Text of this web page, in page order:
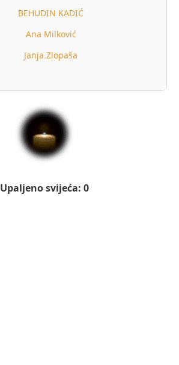
BEHUDIN KADIĆ
Ana Milković
Janja Zlopaša
Upaljeno svijeća: 0